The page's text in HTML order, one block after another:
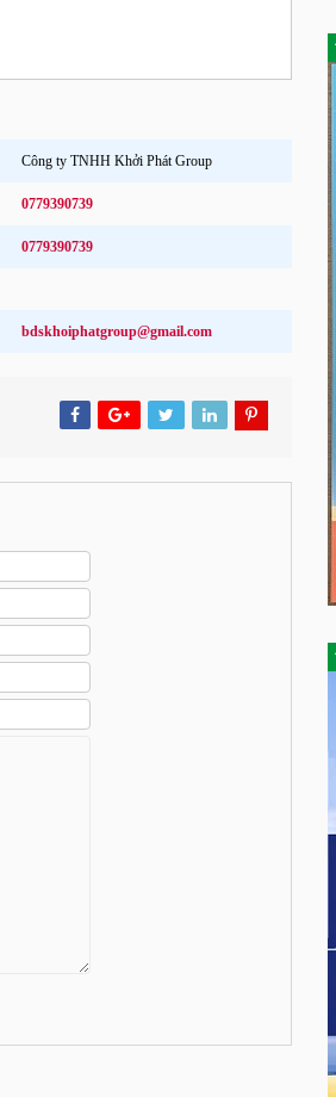
Công ty TNHH Khởi Phát Group
0779390739
0779390739
bdskhoiphatgroup@gmail.com